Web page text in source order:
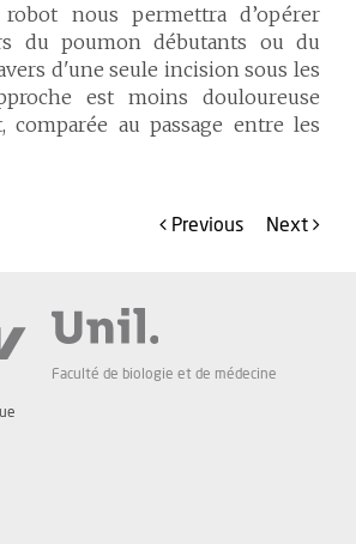
robot nous permettra d’opérer
du poumon débutants ou du
d'une seule incision sous les
est moins douloureuse
comparée au passage entre les
Previous Next
Faculté de biologie et de médecine